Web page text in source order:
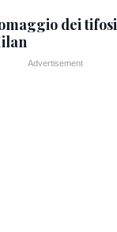
dei tifosi